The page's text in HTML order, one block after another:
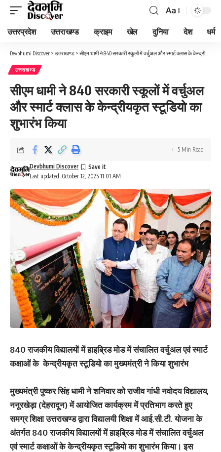
Font
Resizer
Aa
उत्तरप्रदेश उत्तराखण्ड क्राइम खेल दुनिया देश धर्म
Devbhumi Discover > उत्तराखण्ड > सीएम धामी ने 840 सरकारी स्कूलों में वर्चुअल और स्मार्ट क्लास के केन्द्रीयकृत स्टूडियो का शुभारंभ किया
उत्तराखण्ड
सीएम धामी ने 840 सरकारी स्कूलों में वर्चुअल
और स्मार्ट क्लास के केन्द्रीयकृत स्टूडियो का
शुभारंभ किया
Last updated: October 12, 2025 11:01 AM
Devbhumi Discover
5 Min Read
840 राजकीय विद्यालयों में हाइब्रिड मोड में संचालित वर्चुअल एवं स्मार्ट
कक्षाओं के केन्द्रीयकृत स्टूडियो का मुख्यमंत्री ने किया शुभारंभ
मुख्यमंत्री पुष्कर सिंह धामी ने शनिवार को राजीव गांधी नवोदय विद्यालय,
ननूरखेड़ा (देहरादून) में आयोजित कार्यक्रम में प्रतिभाग करते हुए
समग्र शिक्षा उत्तराखण्ड द्वारा विद्यालयी शिक्षा में आई.सी.टी. योजना के
अंतर्गत 840 राजकीय विद्यालयों में हाइब्रिड मोड में संचालित वर्चुअल
एवं स्मार्ट कक्षाओं के केन्द्रीयकृत स्टूडियो का शुभारंभ किया। इस